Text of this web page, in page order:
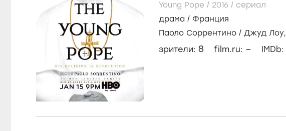
Young Pope / 2016 / сериал
драма / Франция
Паоло Соррентино / Джуд Лоу,
зрители: 8 film.ru: – IMDb: